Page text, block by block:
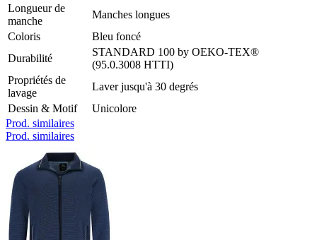
Longueur de
manche
Manches longues
Coloris
Bleu foncé
Durabilité
STANDARD 100 by OEKO-TEX®
(95.0.3008 HTTI)
Propriétés de
lavage
Laver jusqu'à 30 degrés
Dessin & Motif
Unicolore
Prod. similaires
Prod. similaires